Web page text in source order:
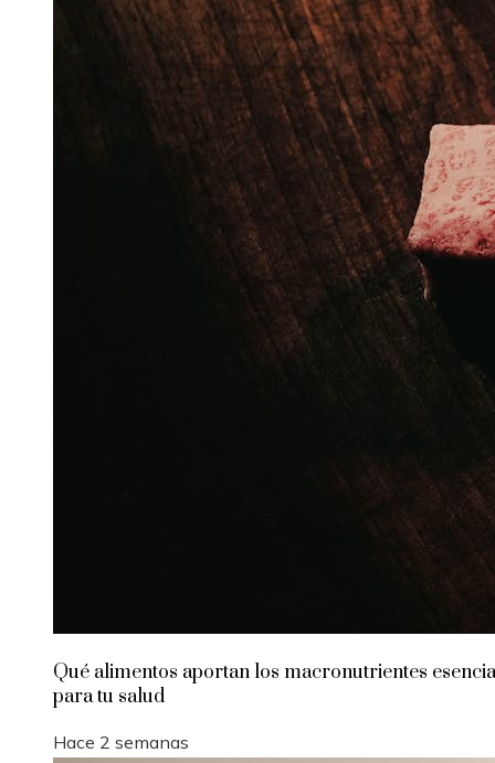
Qué alimentos aportan los macronutrientes
para tu salud
Hace 2 semanas